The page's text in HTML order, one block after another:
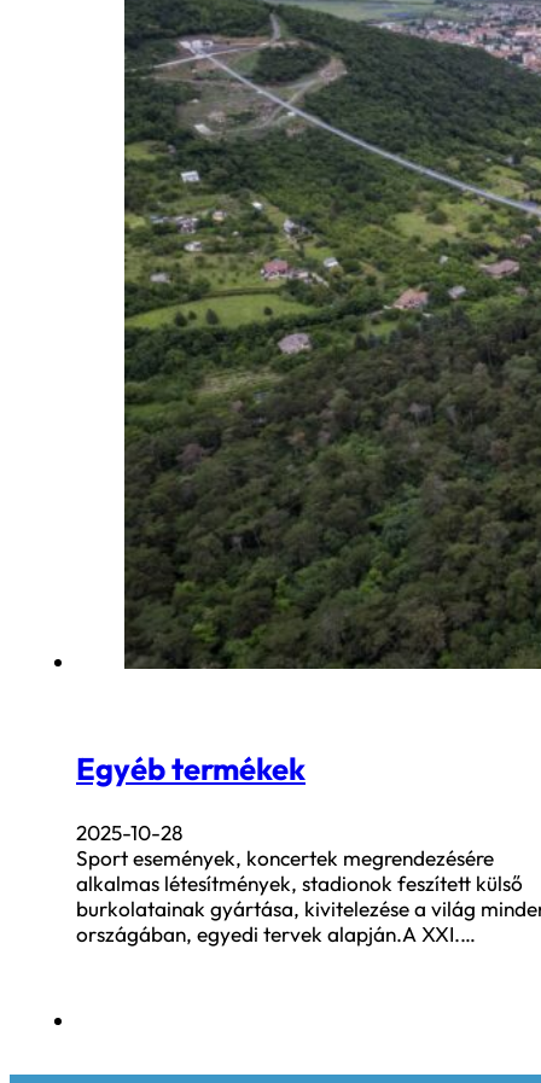
Egyéb termékek
2025-10-28
Sport események, koncertek megrendezésére
alkalmas létesítmények, stadionok feszített külső
burkolatainak gyártása, kivitelezése a világ
országában, egyedi tervek alapján.A XXI.…